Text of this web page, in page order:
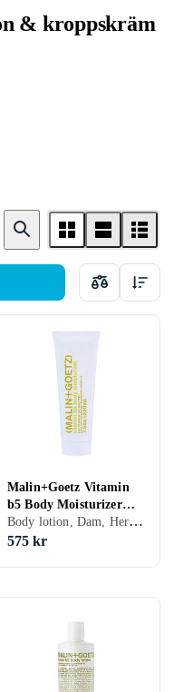
& kroppskräm
Malin+Goetz Vitamin
b5 Body Moisturizer
220ml
Body lotion, Dam, Herr, Normal, Blandad, Torr, Alla, Antioxidant, Cruelty free
575 kr